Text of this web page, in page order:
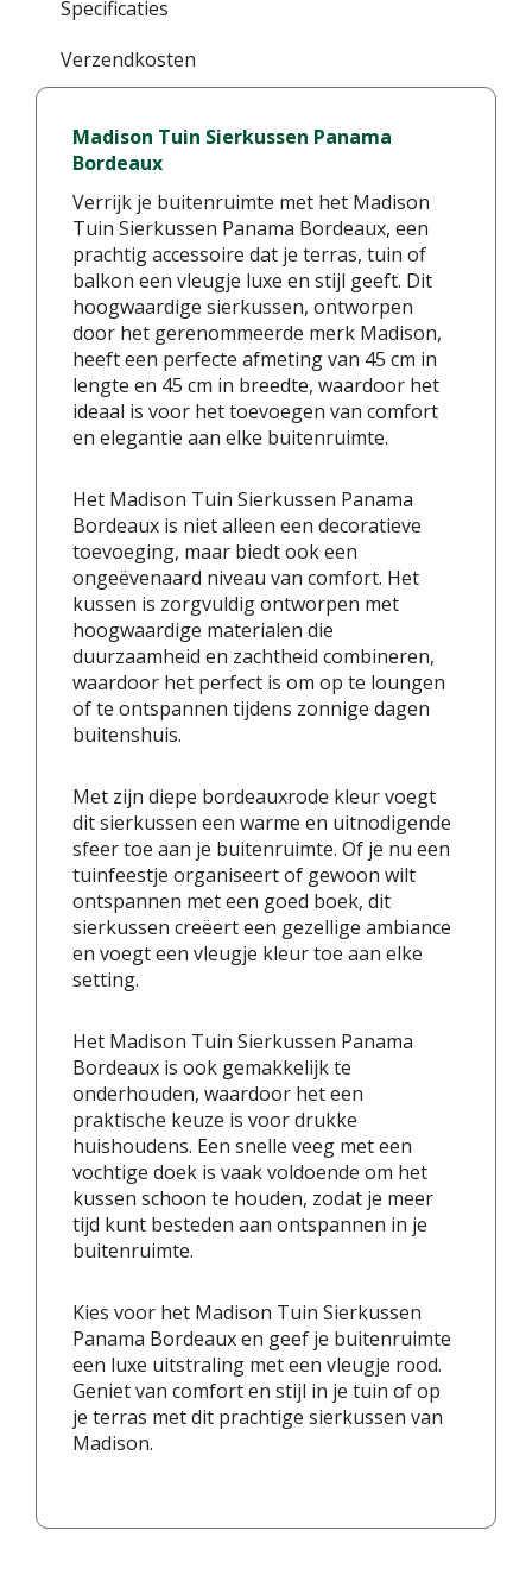
Specificaties
Verzendkosten
Madison Tuin Sierkussen Panama
Bordeaux
Verrijk je buitenruimte met het Madison
Tuin Sierkussen Panama Bordeaux, een
prachtig accessoire dat je terras, tuin of
balkon een vleugje luxe en stijl geeft. Dit
hoogwaardige sierkussen, ontworpen
door het gerenommeerde merk Madison,
heeft een perfecte afmeting van 45 cm in
lengte en 45 cm in breedte, waardoor het
ideaal is voor het toevoegen van comfort
en elegantie aan elke buitenruimte.
Het Madison Tuin Sierkussen Panama
Bordeaux is niet alleen een decoratieve
toevoeging, maar biedt ook een
ongeëvenaard niveau van comfort. Het
kussen is zorgvuldig ontworpen met
hoogwaardige materialen die
duurzaamheid en zachtheid combineren,
waardoor het perfect is om op te loungen
of te ontspannen tijdens zonnige dagen
buitenshuis.
Met zijn diepe bordeauxrode kleur voegt
dit sierkussen een warme en uitnodigende
sfeer toe aan je buitenruimte. Of je nu een
tuinfeestje organiseert of gewoon wilt
ontspannen met een goed boek, dit
sierkussen creëert een gezellige ambiance
en voegt een vleugje kleur toe aan elke
setting.
Het Madison Tuin Sierkussen Panama
Bordeaux is ook gemakkelijk te
onderhouden, waardoor het een
praktische keuze is voor drukke
huishoudens. Een snelle veeg met een
vochtige doek is vaak voldoende om het
kussen schoon te houden, zodat je meer
tijd kunt besteden aan ontspannen in je
buitenruimte.
Kies voor het Madison Tuin Sierkussen
Panama Bordeaux en geef je buitenruimte
een luxe uitstraling met een vleugje rood.
Geniet van comfort en stijl in je tuin of op
je terras met dit prachtige sierkussen van
Madison.